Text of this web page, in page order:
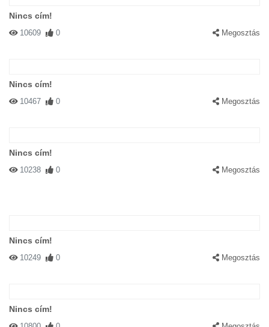
Nincs cím!
10609 0 Megosztás
Nincs cím!
10467 0 Megosztás
Nincs cím!
10238 0 Megosztás
Nincs cím!
10249 0 Megosztás
Nincs cím!